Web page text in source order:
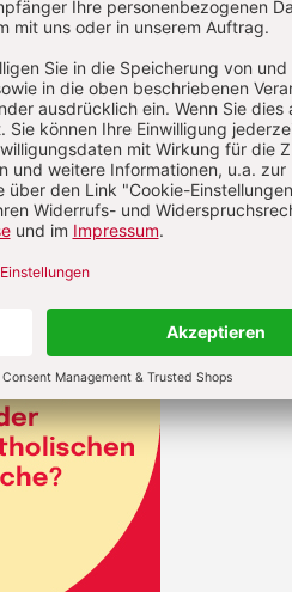
mit Rechtsradikalen,
werden. Zu den
Unterstellungen,
gehören unter
sowie der Münsteraner